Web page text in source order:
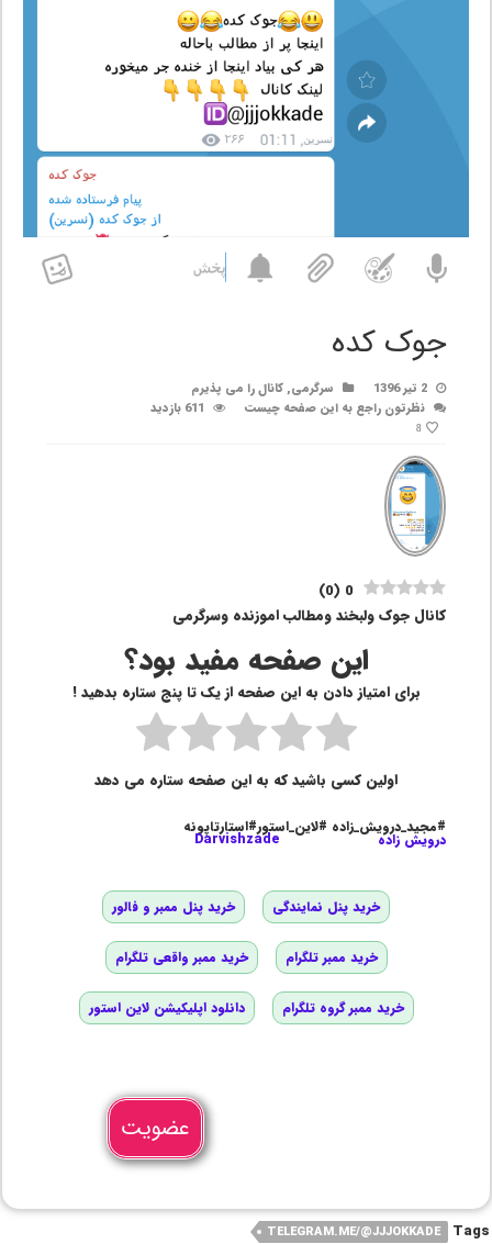
جوک کده
2 تیر 1396 سرگرمی,کانال را می پذیرم
نظرتون راجع به این صفحه چیست
611 بازدید
8
0
(
0
)
کانال جوک ولبخند ومطالب اموزنده وسرگرمی
این صفحه مفید بود؟
برای امتیاز دادن به این صفحه از یک تا پنج ستاره بدهید !
اولین کسی باشید که به این صفحه ستاره می دهد
#مجید_درویش_زاده #لاین_استور#استارتاپونه
درویش زاده Darvishzade
خرید پنل نمایندگی خرید پنل ممبر و فالور
خرید ممبر تلگرام خرید ممبر واقعی تلگرام
خرید ممبر گروه تلگرام دانلود اپلیکیشن لاین استور
عضویت
Tags
TELEGRAM.ME/@JJJOKKADE